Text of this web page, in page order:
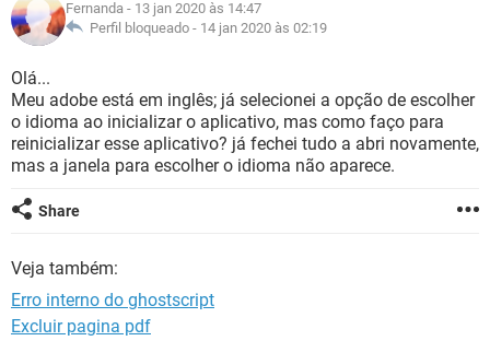
INSTAGRAM
GUIA DE COMPRAS
OUTLOOK EXCEL
INSTAGRAM
GUIA DE COMPRAS
JOGOS
CELULAR
OUTLOOK
INSTAGRAM GMAIL
GUIA DE COMPRAS
GLOSSÁRIO
JOGOS
CELULAR FACEBOOK
OUTLOOK EXCEL
INSTAGRAM
GUIA DE COMPRAS
Fernanda - 13 jan 2020 às 14:47
Perfil bloqueado - 14 jan 2020 às 02:19
Olá...
Meu adobe está em inglês; já selecionei a opção de escolher
o idioma ao inicializar o aplicativo, mas como faço para
reinicializar esse aplicativo? já fechei tudo a abri novamente,
mas a janela para escolher o idioma não aparece.
Share
Veja também:
Erro interno do ghostscript
Excluir pagina pdf